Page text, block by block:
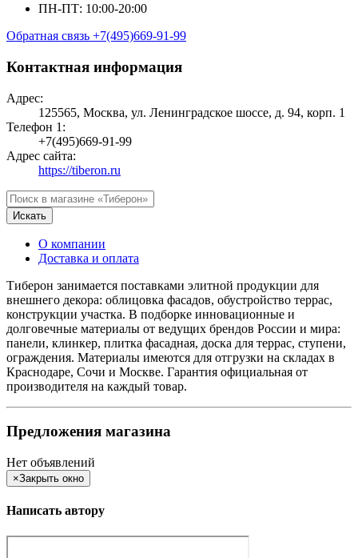
ПН-ПТ: 10:00-20:00
Обратная связь +7(495)669-91-99
Контактная информация
Адрес:
125565, Москва, ул. Ленинградское шоссе, д. 94, корп. 1
Телефон 1:
+7(495)669-91-99
Адрес сайта:
https://tiberon.ru
Искать
О компании
Доставка и оплата
Тиберон занимается поставками элитной продукции для
внешнего декора: облицовка фасадов, обустройство террас,
конструкции участка. В подборке инновационные и
долговечные материалы от ведущих брендов России и мира:
панели, клинкер, плитка фасадная, доска для террас, ступени,
ограждения. Материалы имеются для отгрузки на складах в
Краснодаре, Сочи и Москве. Гарантия официальная от
производителя на каждый товар.
Предложения магазина
Нет объявлений
×Закрыть окно
Написать автору